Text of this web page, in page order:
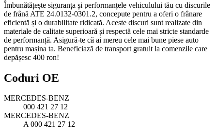
Îmbunătățește siguranța și performanțele vehiculului tău cu discurile
de frână ATE 24.0132-0301.2, concepute pentru a oferi o frânare
eficientă și o durabilitate ridicată. Aceste discuri sunt realizate din
materiale de calitate superioară și respectă cele mai stricte standarde
de performanță. Asigură-te că ai mereu cele mai bune piese auto
pentru mașina ta. Beneficiază de transport gratuit la comenzile care
depășesc 400 ron!
Coduri OE
MERCEDES-BENZ
000 421 27 12
MERCEDES-BENZ
A 000 421 27 12